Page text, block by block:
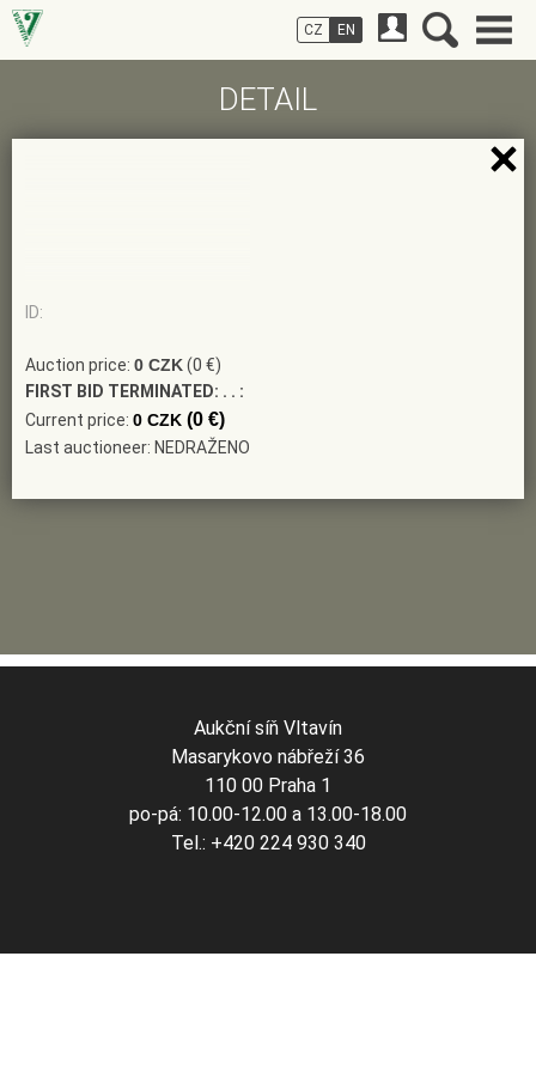
DETAIL
ID:
Auction price: 0 CZK(0 €)
FIRST BID TERMINATED: . . :
Current price: 0 CZK (0 €)
Last auctioneer: NEDRAŽENO
CZ EN
Aukční síň Vltavín
Masarykovo nábřeží 36
110 00 Praha 1
po-pá: 10.00-12.00 a 13.00-18.00
Tel.: +420 224 930 340